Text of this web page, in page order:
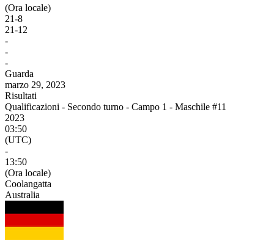
(Ora locale)
21-8
21-12
-
-
-
Guarda
marzo 29, 2023
Risultati
Qualificazioni - Secondo turno - Campo 1 - Maschile #11
2023
03:50
(UTC)
-
13:50
(Ora locale)
Coolangatta
Australia